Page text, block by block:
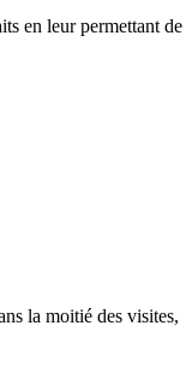
en leur permettant de
la moitié des visites,